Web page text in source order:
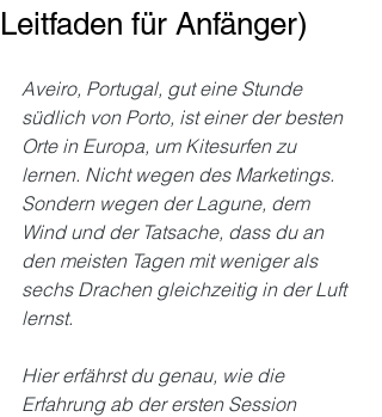
Leitfaden für Anfänger)
Aveiro, Portugal, gut eine Stunde
südlich von Porto, ist einer der besten
Orte in Europa, um Kitesurfen zu
lernen. Nicht wegen des Marketings.
Sondern wegen der Lagune, dem
Wind und der Tatsache, dass du an
den meisten Tagen mit weniger als
sechs Drachen gleichzeitig in der Luft
lernst.
Hier erfährst du genau, wie die
Erfahrung ab der ersten Session